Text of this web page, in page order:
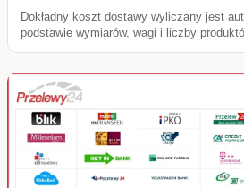
Dokładny koszt dostawy wyliczany jest
podstawie wymiarów, wagi i liczby